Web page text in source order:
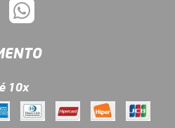
10x